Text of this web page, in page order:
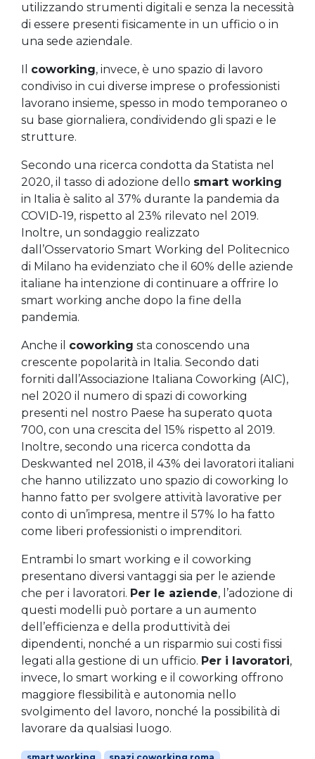
utilizzando strumenti digitali e senza la necessità
di essere presenti fisicamente in un ufficio o in
una sede aziendale.
Il coworking, invece, è uno spazio di lavoro
condiviso in cui diverse imprese o professionisti
lavorano insieme, spesso in modo temporaneo o
su base giornaliera, condividendo gli spazi e le
strutture.
Secondo una ricerca condotta da Statista nel
2020, il tasso di adozione dello smart working
in Italia è salito al 37% durante la pandemia da
COVID-19, rispetto al 23% rilevato nel 2019.
Inoltre, un sondaggio realizzato
dall’Osservatorio Smart Working del Politecnico
di Milano ha evidenziato che il 60% delle aziende
italiane ha intenzione di continuare a offrire lo
smart working anche dopo la fine della
pandemia.
Anche il coworking sta conoscendo una
crescente popolarità in Italia. Secondo dati
forniti dall’Associazione Italiana Coworking (AIC),
nel 2020 il numero di spazi di coworking
presenti nel nostro Paese ha superato quota
700, con una crescita del 15% rispetto al 2019.
Inoltre, secondo una ricerca condotta da
Deskwanted nel 2018, il 43% dei lavoratori italiani
che hanno utilizzato uno spazio di coworking lo
hanno fatto per svolgere attività lavorative per
conto di un’impresa, mentre il 57% lo ha fatto
come liberi professionisti o imprenditori.
Entrambi lo smart working e il coworking
presentano diversi vantaggi sia per le aziende
che per i lavoratori. Per le aziende, l’adozione di
questi modelli può portare a un aumento
dell’efficienza e della produttività dei
dipendenti, nonché a un risparmio sui costi fissi
legati alla gestione di un ufficio. Per i lavoratori,
invece, lo smart working e il coworking offrono
maggiore flessibilità e autonomia nello
svolgimento del lavoro, nonché la possibilità di
lavorare da qualsiasi luogo.